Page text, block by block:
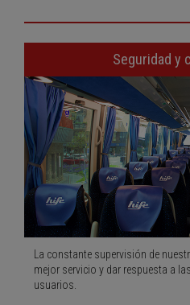
Seguridad y
La constante supervisión de
mejor servicio y dar respuesta a
usuarios.